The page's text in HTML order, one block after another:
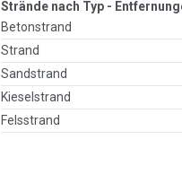
Strände nach Typ -
Betonstrand
Strand
Sandstrand
Kieselstrand
Felsstrand